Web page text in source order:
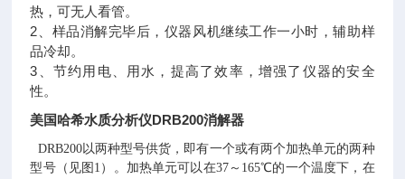
热，可无人看管。
2、样品消解完毕后，仪器风机继续工作一小时，辅助样
品冷却。
3、节约用电、用水，提高了效率，增强了仪器的安全
性。
美国哈希水质分析仪DRB200消解器
DRB200以两种型号供货，即有一个或有两个加热单元的两种
型号（见图1）。加热单元可以在37～165℃的一个温度下，在